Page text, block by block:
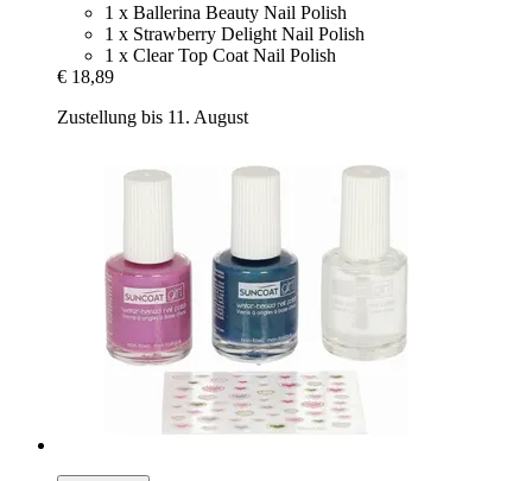
1 x Ballerina Beauty Nail Polish
1 x Strawberry Delight Nail Polish
1 x Clear Top Coat Nail Polish
€ 18,89
Zustellung bis 11. August